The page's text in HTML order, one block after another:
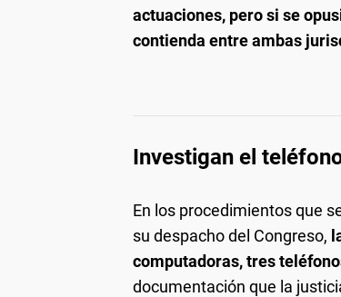
actuaciones, pero si se
contienda entre ambas
Investigan el
En los procedimientos que
su despacho del Congreso,
computadoras, tres
documentación que la